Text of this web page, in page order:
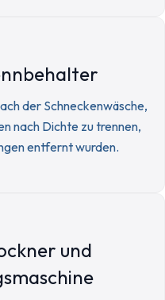
der Schneckenwäsche,
nach Dichte zu trennen,
entfernt wurden.
und